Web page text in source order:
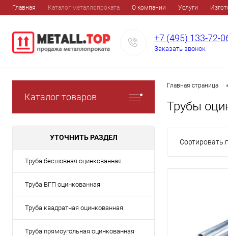
Главная Каталог металлопроката О компании Услуги
+7 (495) 133-72-
Заказать звонок
Каталог товаров
УТОЧНИТЬ РАЗДЕЛ
Труба бесшовная оцинкованная
Труба ВГП оцинкованная
Труба квадратная оцинкованная
Труба прямоугольная оцинкованная
Главная страница
Трубы
Сортировать